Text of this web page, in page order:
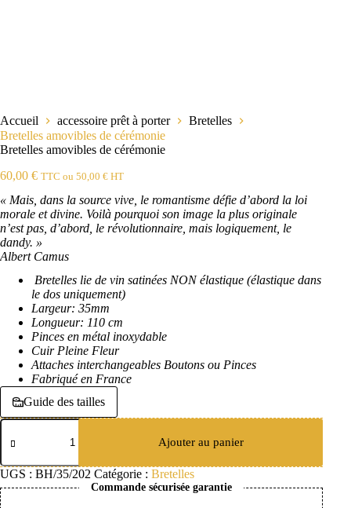
Accueil accessoire prêt à porter
Bretelles
Bretelles amovibles de cérémonie
Bretelles amovibles de cérémonie
60,00 € TTC ou 50,00 € HT
« Mais, dans la source vive, le romantisme défie d’abord la loi
morale et divine. Voilà pourquoi son image la plus originale
n’est pas, d’abord, le révolutionnaire, mais logiquement, le
dandy. »
Albert Camus
Bretelles lie de vin satinées NON élastique (élastique dans
le dos uniquement)
Largeur: 35mm
Longueur: 110 cm
Pinces en métal inoxydable
Cuir Pleine Fleur
Attaches interchangeables Boutons ou Pinces
Fabriqué en France
Guide des tailles
quantité
Bretelles
amovibles
de
cérémonie
Ajouter au panier
UGS : BH/35/202 Catégorie : Bretelles
Commande sécurisée garantie